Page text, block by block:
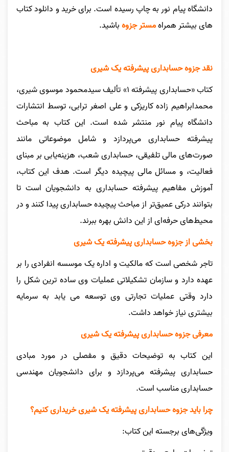
دانشگاه پیام نور به چاپ رسیده است. برای خرید و دانلود کتاب
های بیشتر همراهمستر جزوهباشید.
نقد جزوه حسابداری پیشرفته یک شیری
کتاب «حسابداری پیشرفته ۱» تألیف سیدمحمود موسوی شیری،
محمدابراهیم زاده کاریزکی و علی اصغر ترابی، توسط انتشارات
دانشگاه پیام نور منتشر شده است. این کتاب به مباحث
پیشرفته حسابداری می‌پردازد و شامل موضوعاتی مانند
صورت‌های مالی تلفیقی، حسابداری شعب، هزینه‌یابی بر مبنای
فعالیت، و مسائل مالی پیچیده دیگر است. هدف این کتاب،
آموزش مفاهیم پیشرفته حسابداری به دانشجویان است تا
بتوانند درکی عمیق‌تر از مباحث پیچیده حسابداری پیدا کنند و در
محیط‌های حرفه‌ای از این دانش بهره ببرند.
بخشی از جزوه حسابداری پیشرفته یک شیری
تاجر شخصی است که مالکیت و اداره یک موسسه انفرادی را بر
عهده دارد و سازمان تشکیلاتی عملیات وی ساده ترین شکل را
دارد وقتی عملیات تجارتی وی توسعه می یابد به سرمایه
بیشتری نیاز خواهد داشت.
معرفی جزوه حسابداری پیشرفته یک شیری
این کتاب به توضیحات دقیق و مفصلی در مورد مبادی
حسابداری پیشرفته می‌پردازد و برای دانشجویان مهندسی
حسابداری مناسب است.
چرا باید جزوه حسابداری پیشرفته یک شیری خریداری کنیم؟
ویژگی‌های برجسته این کتاب: